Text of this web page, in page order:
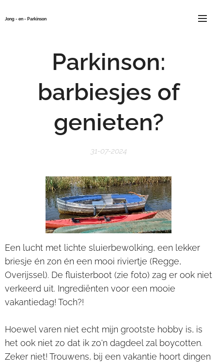
Jong - en - Parkinson
Parkinson:
barbiesjes of
genieten?
31-07-2024
Een lucht met lichte sluierbewolking, een lekker
briesje én zon én een mooi riviertje (Regge,
Overijssel). De fluisterboot (zie foto) zag er ook niet
verkeerd uit. Ingrediënten voor een mooie
vakantiedag! Toch?!
Hoewel varen niet echt mijn grootste hobby is, is
het ook niet zo dat ik zo'n dagdeel zal boycotten.
Zeker niet! Trouwens, bij een vakantie hoort dingen